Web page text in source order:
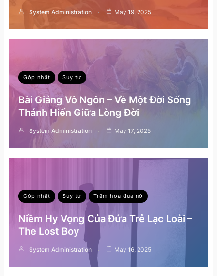
System Administration May 19, 2025
Góp nhặt Suy tư
Bài Giảng Vô Ngôn – Về Một Đời Sống
Thánh Hiến Giữa Lòng Đời
System Administration May 17, 2025
Góp nhặt Suy tư Trăm hoa đua nở
Niềm Hy Vọng Của Đứa Trẻ Lạc Loài –
The Lost Boy
System Administration May 16, 2025